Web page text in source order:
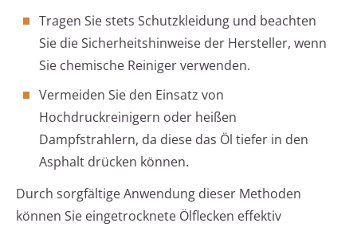
Tragen Sie stets Schutzkleidung und beachten
Sie die Sicherheitshinweise der Hersteller, wenn
Sie chemische Reiniger verwenden.
Vermeiden Sie den Einsatz von
Hochdruckreinigern oder heißen
Dampfstrahlern, da diese das Öl tiefer in den
Asphalt drücken können.
Durch sorgfältige Anwendung dieser Methoden
können Sie eingetrocknete Ölflecken effektiv